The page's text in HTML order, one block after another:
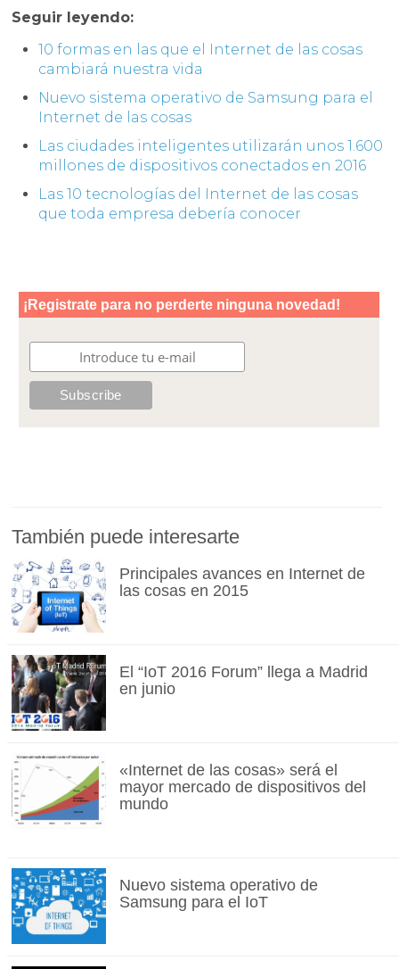
Seguir leyendo:
10 formas en las que el Internet de las cosas
cambiará nuestra vida
Nuevo sistema operativo de Samsung para el
Internet de las cosas
Las ciudades inteligentes utilizarán unos 1.600
millones de dispositivos conectados en 2016
Las 10 tecnologías del Internet de las cosas
que toda empresa debería conocer
También puede interesarte
Principales avances en Internet de
las cosas en 2015
El “IoT 2016 Forum” llega a Madrid
en junio
«Internet de las cosas» será el
mayor mercado de dispositivos del
mundo
Nuevo sistema operativo de
Samsung para el IoT